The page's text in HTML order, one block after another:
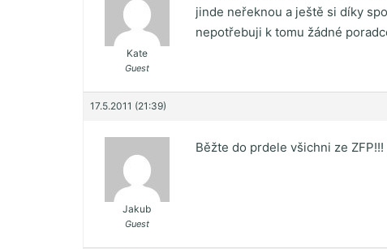
Kate
Guest
jinde neřeknou a ještě si díky
nepotřebuji k tomu žádné
17.5.2011 (21:39)
Jakub
Guest
Běžte do prdele všichni ze